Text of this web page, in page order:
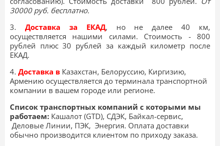
30000 руб. бесплатно.
3. Доставка за ЕКАД, но не далее 40 км,
осуществляется нашими силами. Стоимость - 800
рублей плюс 30 рублей за каждый километр после
ЕКАД.
4. Доставка в Казахстан, Белоруссию, Киргизию,
Армению осуществляется до терминала транспортной
компании в вашем городе или регионе.
Список транспортных компаний с которыми мы
работаем: Кашалот (GTD), СДЭК, Байкал-сервис,
Деловые Линии, ПЭК, Энергия. Оплата доставки
обычно производится клиентом по приходу заказа.